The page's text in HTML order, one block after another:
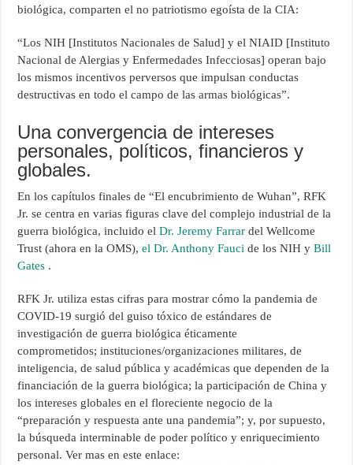
biológica, comparten el no patriotismo egoísta de la CIA:
“Los NIH [Institutos Nacionales de Salud] y el NIAID [Instituto
Nacional de Alergias y Enfermedades Infecciosas] operan bajo
los mismos incentivos perversos que impulsan conductas
destructivas en todo el campo de las armas biológicas”.
Una convergencia de intereses
personales, políticos, financieros y
globales.
En los capítulos finales de “El encubrimiento de Wuhan”, RFK
Jr. se centra en varias figuras clave del complejo industrial de la
guerra biológica, incluido elDr. Jeremy Farrar del Wellcome
Trust (ahora en la OMS),el Dr. Anthony Fauci de los NIH yBill
Gates .
RFK Jr. utiliza estas cifras para mostrar cómo la pandemia de
COVID-19 surgió del guiso tóxico de estándares de
investigación de guerra biológica éticamente
comprometidos; instituciones/organizaciones militares, de
inteligencia, de salud pública y académicas que dependen de la
financiación de la guerra biológica; la participación de China y
los intereses globales en el floreciente negocio de la
“preparación y respuesta ante una pandemia”; y, por supuesto,
la búsqueda interminable de poder político y enriquecimiento
personal. Ver mas en este enlace: